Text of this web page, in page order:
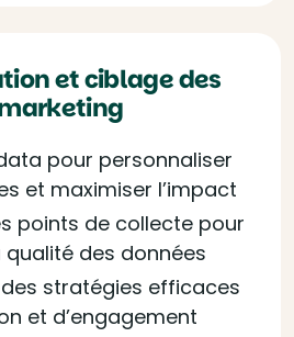
et ciblage des
pour personnaliser
et maximiser l’impact
points de collecte pour
des données
stratégies efficaces
et d’engagement